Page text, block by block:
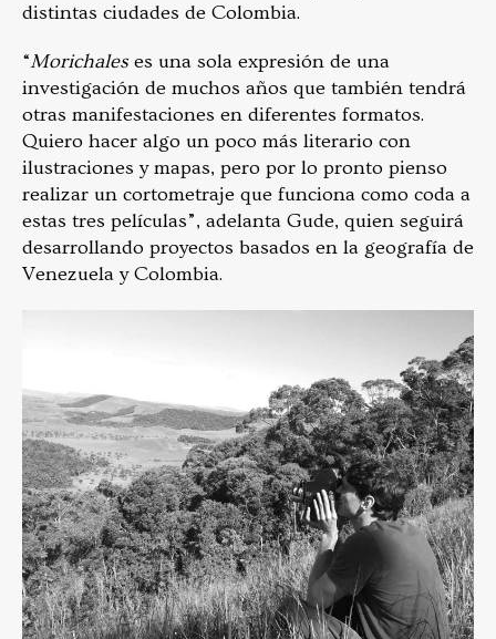
distintas ciudades de Colombia.
“Morichales es una sola expresión de una
investigación de muchos años que también tendrá
otras manifestaciones en diferentes formatos.
Quiero hacer algo un poco más literario con
ilustraciones y mapas, pero por lo pronto pienso
realizar un cortometraje que funciona como coda a
estas tres películas”, adelanta Gude, quien seguirá
desarrollando proyectos basados en la geografía de
Venezuela y Colombia.